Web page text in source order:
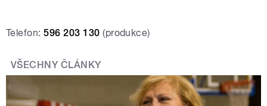
Telefon:596 203 130(produkce)
VŠECHNY ČLÁNKY